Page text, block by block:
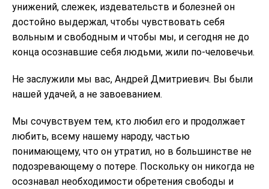
унижений, слежек, издевательств и болезней он
достойно выдержал, чтобы чувствовать себя
вольным и свободным и чтобы мы, и сегодня не до
конца осознавшие себя людьми, жили по-человечьи.
Не заслужили мы вас, Андрей Дмитриевич. Вы были
нашей удачей, а не завоеванием.
Мы сочувствуем тем, кто любил его и продолжает
любить, всему нашему народу, частью
понимающему, что он утратил, но в большинстве не
подозревающему о потере. Поскольку он никогда не
осознавал необходимости обретения свободы и